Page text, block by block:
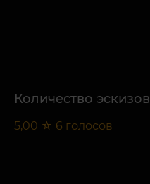
Количество эскизов
5,00 ☆ 6 голосов